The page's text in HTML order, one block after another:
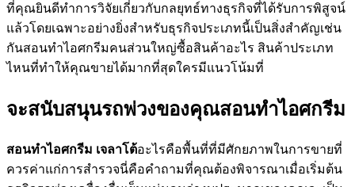
ที่คุณยินดีทำการวิจัยเกี่ยวกับกลยุทธ์ทางธุรกิจที่ได้รับการพิสูจน์
แล้วโดยเฉพาะอย่างยิ่งสำหรับธุรกิจประเภทนี้เป็นสิ่งสำคัญเช่น
กันสอนทำไอศกรีมคนส่วนใหญ่ซื้อสินค้าอะไร สินค้าประเภท
ไหนที่ทำให้คุณขายได้มากที่สุดใครมีแนวโน้มที่
จะสนับสนุนรถพ่วงของคุณสอนทำไอศกรีม
สอนทำไอศกรีม เจลาโต้อะไรคือพื้นที่ที่มีศักยภาพในการขายที่
ควรค่าแก่การสำรวจนี่คือคำถามที่คุณต้องพิจารณาเมื่อเริ่มต้น